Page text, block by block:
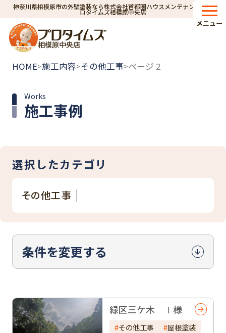
神奈川県相模原市の外壁塗装なら株式会社首都圏ハウスメンテナンス｜プ
ロタイムズ相模原中央店
相模原中央店
メニュー
HOME>施工内容>その他工事>ページ 2
施工事例
Works
選択したカテゴリ
その他工事
条件を変更する
緑区三ケ木 Ⅰ様
その他工事
屋根塗装